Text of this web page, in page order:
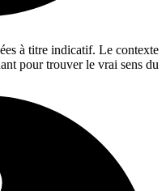
à titre indicatif. Le contexte
pour trouver le vrai sens du